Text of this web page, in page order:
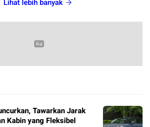
Lihat lebih banyak
Tawarkan Jarak
Kabin yang Fleksibel